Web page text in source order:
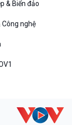
& Biển đảo
Công nghệ